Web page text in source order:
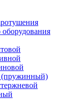
(пружинный)